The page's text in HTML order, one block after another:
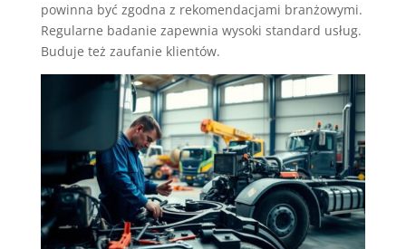
powinna być zgodna z rekomendacjami branżowymi.
Regularne badanie zapewnia wysoki standard usług.
Buduje też zaufanie klientów.